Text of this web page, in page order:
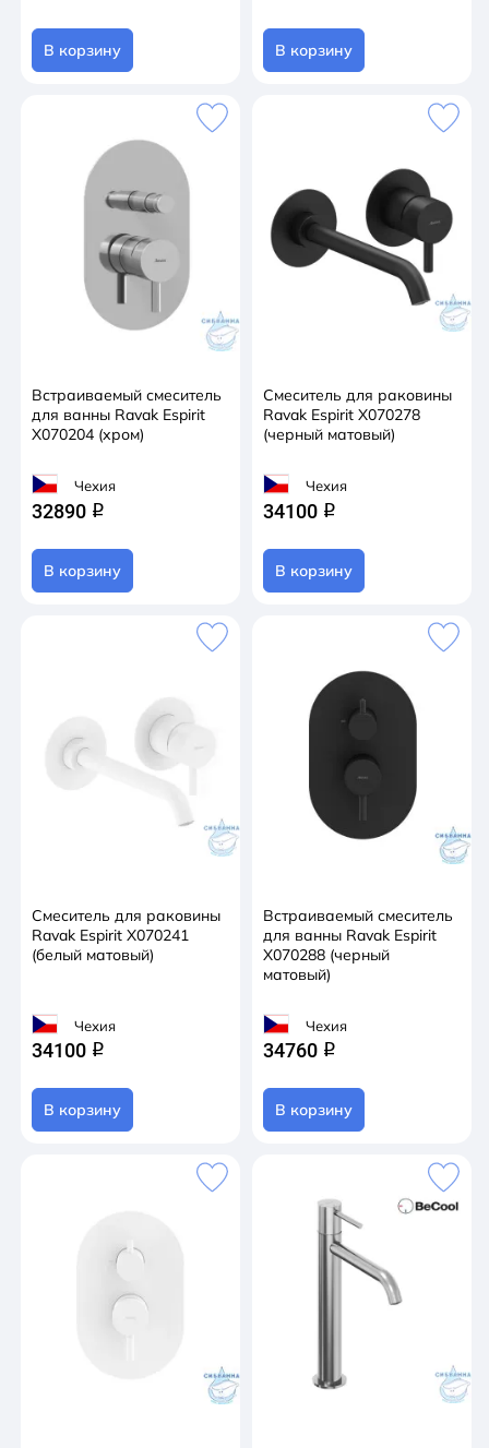
В корзину В корзину
Встраиваемый смеситель
для ванны Ravak Espirit
X070204 (хром)
Чехия
32890 q
В корзину
Смеситель для раковины
Ravak Espirit X070278
(черный матовый)
Чехия
34100 q
В корзину
Смеситель для раковины
Ravak Espirit X070241
(белый матовый)
Чехия
34100 q
В корзину
Встраиваемый смеситель
для ванны Ravak Espirit
X070288 (черный
матовый)
Чехия
34760 q
В корзину